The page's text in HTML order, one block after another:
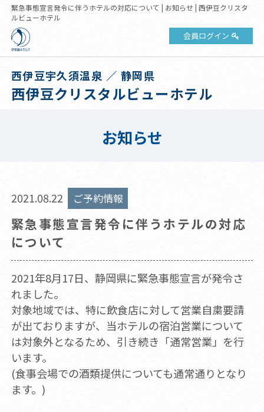
緊急事態宣言発令に伴うホテルの対応について | お知らせ | 西伊豆クリスタ
ルビューホテル
会員ログイン
西伊豆宇久須温泉 ／ 静岡県
西伊豆クリスタルビューホテル
お知らせ
2021.08.22 ご予約情報
緊急事態宣言発令に伴うホテルの対応
について
2021年8月17日、静岡県に緊急事態宣言が発令さ
れました。
対象地域では、特に飲食店に対して営業自粛要請
が出ておりますが、当ホテルの宿泊営業について
は対象外となるため、引き続き「通常営業」を行
います。
(食事会場での酒類提供についても通常通りとなり
ます。)